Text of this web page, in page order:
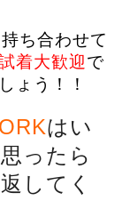
ち合わせて
着大歓迎で
ょう！！
はい
ったら
してく